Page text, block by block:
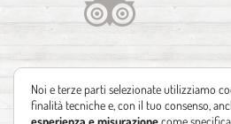
Noi e terze parti selezionate utilizziamo
finalità tecniche e, con il tuo consenso,
esperienza e misurazionecome